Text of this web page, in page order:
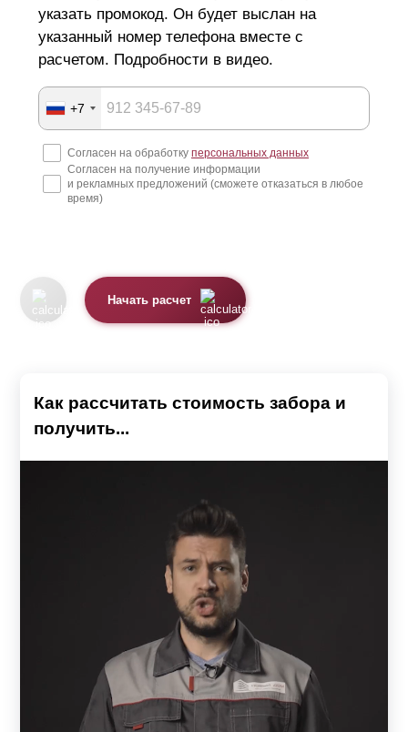
указать промокод. Он будет выслан на
указанный номер телефона вместе с
расчетом. Подробности в видео.
+7
Согласен на обработку персональных данных
Согласен на получение информации
и рекламных предложений (сможете отказаться в любое
время)
Начать расчет
Как рассчитать стоимость забора и
получить...